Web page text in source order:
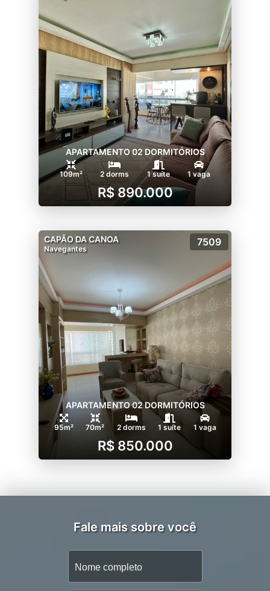
APARTAMENTO 02 DORMITÓRIOS
109m² 2 dorms 1 suíte 1 vaga
R$ 890.000
CAPÃO DA CANOA
Navegantes
7509
APARTAMENTO 02 DORMITÓRIOS
95m² 70m² 2 dorms 1 suíte 1 vaga
R$ 850.000
Fale mais sobre você